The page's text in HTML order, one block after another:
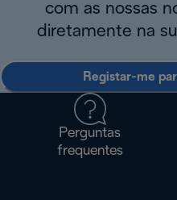
com as nossas
diretamente na
Registar-me
Perguntas
frequentes